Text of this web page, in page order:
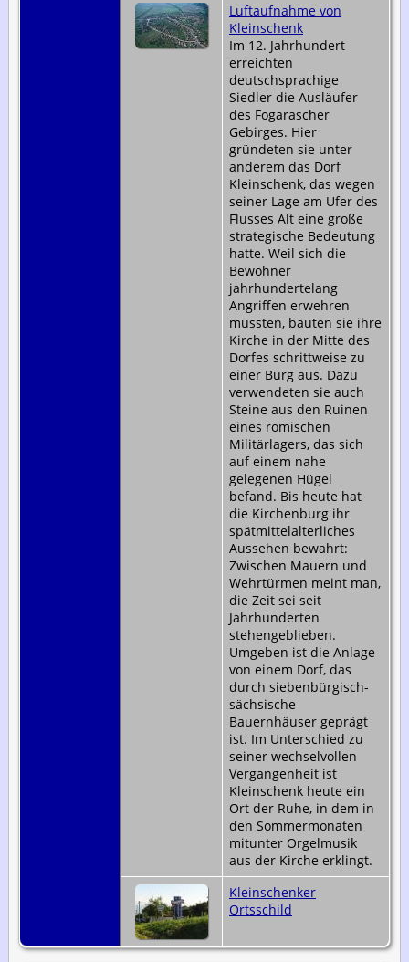
Luftaufnahme von
Kleinschenk
Im 12. Jahrhundert
erreichten
deutschsprachige
Siedler die Ausläufer
des Fogarascher
Gebirges. Hier
gründeten sie unter
anderem das Dorf
Kleinschenk, das wegen
seiner Lage am Ufer des
Flusses Alt eine große
strategische Bedeutung
hatte. Weil sich die
Bewohner
jahrhundertelang
Angriffen erwehren
mussten, bauten sie ihre
Kirche in der Mitte des
Dorfes schrittweise zu
einer Burg aus. Dazu
verwendeten sie auch
Steine aus den Ruinen
eines römischen
Militärlagers, das sich
auf einem nahe
gelegenen Hügel
befand. Bis heute hat
die Kirchenburg ihr
spätmittelalterliches
Aussehen bewahrt:
Zwischen Mauern und
Wehrtürmen meint man,
die Zeit sei seit
Jahrhunderten
stehengeblieben.
Umgeben ist die Anlage
von einem Dorf, das
durch siebenbürgisch-
sächsische
Bauernhäuser geprägt
ist. Im Unterschied zu
seiner wechselvollen
Vergangenheit ist
Kleinschenk heute ein
Ort der Ruhe, in dem in
den Sommermonaten
mitunter Orgelmusik
aus der Kirche erklingt.
Kleinschenker
Ortsschild